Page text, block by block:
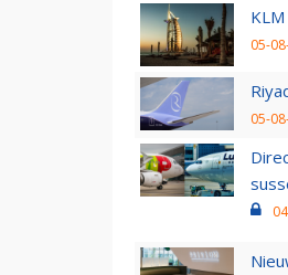
05-
05-